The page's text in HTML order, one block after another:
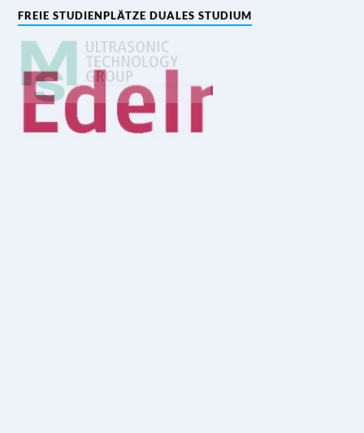
FREIE STUDIENPLÄTZE DUALES STUDIUM